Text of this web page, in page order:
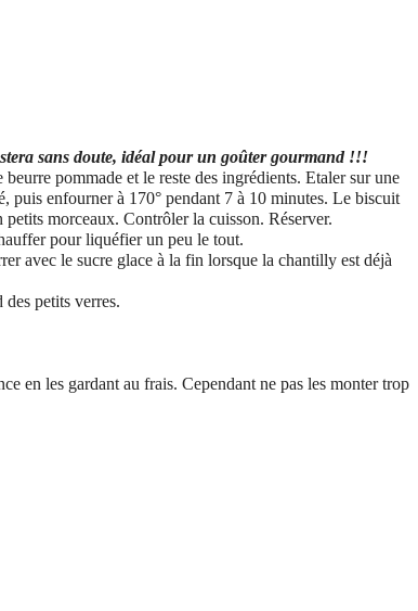
sans doute, idéal pour un goûter gourmand !!!
pommade et le reste des ingrédients. Etaler sur une
puis enfourner à 170° pendant 7 à 10 minutes. Le biscuit
morceaux. Contrôler la cuisson. Réserver.
pour liquéfier un peu le tout.
avec le sucre glace à la fin lorsque la chantilly est déjà
petits verres.
en les gardant au frais. Cependant ne pas les monter trop